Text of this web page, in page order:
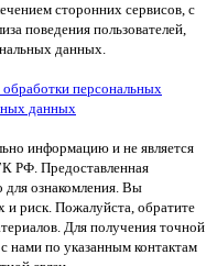
сторонних сервисов, с
поведения пользователей,
данных.
персональных
данных
информацию и не является
РФ. Предоставленная
для ознакомления. Вы
и риск. Пожалуйста, обратите
Для получения точной
нами по указанным контактам